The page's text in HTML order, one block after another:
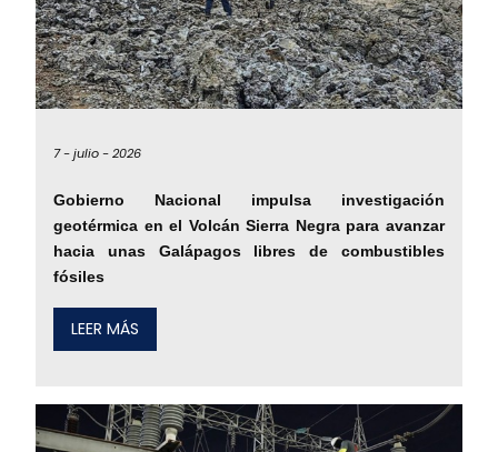
7 -julio -2026
Gobierno Nacional impulsa investigación
geotérmica en el Volcán Sierra Negra para avanzar
hacia unas Galápagos libres de combustibles
fósiles
LEER MÁS